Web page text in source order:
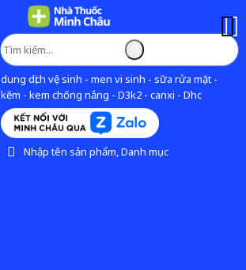
dung dịch vệ sinh - men vi sinh - sữa rửa mặt -
kẽm - kem chống nắng - D3k2 - canxi - Dhc
Nhập tên sản phẩm, Danh mục